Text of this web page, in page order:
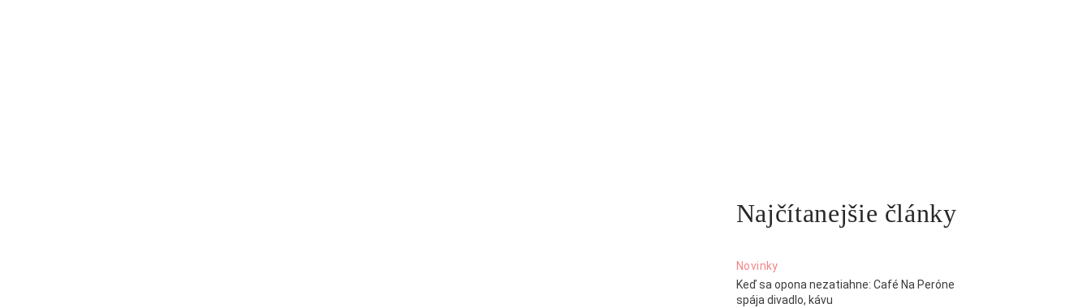
Najčítanejšie články
Novinky
Keď sa opona nezatiahne: Café Na Peróne
spája divadlo, kávu